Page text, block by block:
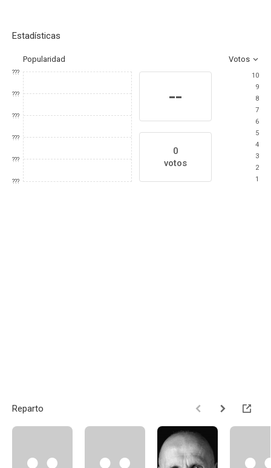
Estadísticas
Popularidad Votos
???
???
???
???
???
???
--
0
votos
10
9
8
7
6
5
4
3
2
1
Reparto